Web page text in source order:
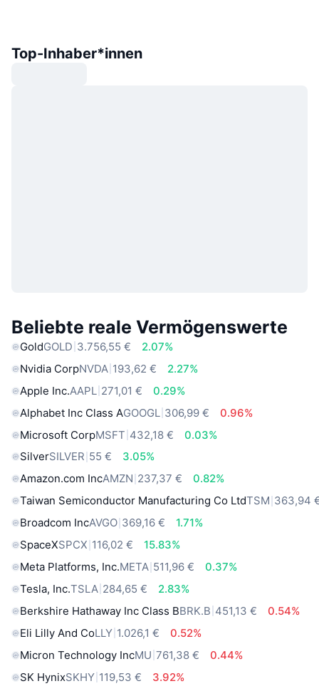
Top-Inhaber*innen
Beliebte reale Vermögenswerte
GoldGOLD 3.756,55 €
2.07%
Nvidia CorpNVDA 193,62 €
2.27%
Apple Inc.AAPL 271,01 €
0.29%
Alphabet Inc Class AGOOGL 306,99 €
0.96%
Microsoft CorpMSFT 432,18 €
0.03%
SilverSILVER 55 €
3.05%
Amazon.com IncAMZN 237,37 €
0.82%
Taiwan Semiconductor Manufacturing Co LtdTSM 363,94
Broadcom IncAVGO 369,16 €
1.71%
SpaceXSPCX 116,02 €
15.83%
Meta Platforms, Inc.META 511,96 €
0.37%
Tesla, Inc.TSLA 284,65 €
2.83%
Berkshire Hathaway Inc Class BBRK.B 451,13 €
0.54%
Eli Lilly And CoLLY 1.026,1 €
0.52%
Micron Technology IncMU 761,38 €
0.44%
SK HynixSKHY 119,53 €
3.92%